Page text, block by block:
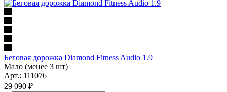
Беговая дорожка Diamond Fitness Audio 1.9
Мало (менее 3 шт)
Арт.: 111076
29 090 ₽